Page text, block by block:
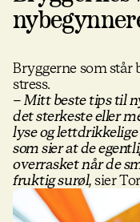
Bryggerne som står
stress.
– Mitt beste tips til
det sterkeste eller
lyse og lettdrikkelige
som sier at de
overrasket når de
fruktig surøl,sier